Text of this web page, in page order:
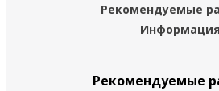
Рекомендуемые
Информация
Рекомендуемые